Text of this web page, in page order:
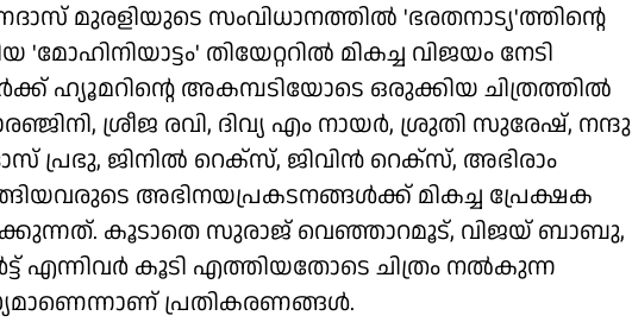
മുരളിയുടെ സംവിധാനത്തിൽ 'ഭരതനാട്യ'ത്തിന്റെ
'മോഹിനിയാട്ടം' തിയേറ്ററിൽ മികച്ച വിജയം നേടി
ഹ്യൂമറിന്റെ അകമ്പടിയോടെ ഒരുക്കിയ ചിത്രത്തിൽ
ശ്രീജ രവി, ദിവ്യ എം നായർ, ശ്രുതി സുരേഷ്, നന്ദു
പ്രഭു, ജിനിൽ റെക്സ്, ജിവിൻ റെക്സ്, അഭിരാം
അഭിനയപ്രകടനങ്ങൾക്ക് മികച്ച പ്രേക്ഷക
കൂടാതെ സുരാജ് വെഞ്ഞാറമൂട്, വിജയ് ബാബു,
എന്നിവർ കൂടി എത്തിയതോടെ ചിത്രം നൽകുന്ന
പ്രതികരണങ്ങൾ.